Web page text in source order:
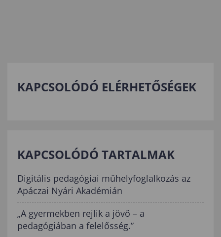
KAPCSOLÓDÓ ELÉRHETŐSÉGEK
KAPCSOLÓDÓ TARTALMAK
Digitális pedagógiai műhelyfoglalkozás az
Apáczai Nyári Akadémián
„A gyermekben rejlik a jövő – a
pedagógiában a felelősség.”